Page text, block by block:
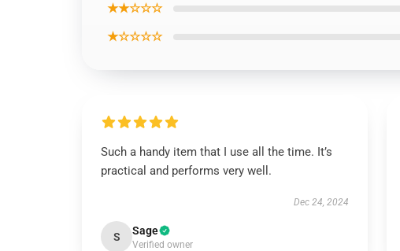
★★☆☆☆
★☆☆☆☆
Such a handy item that I use all the time. It’s
practical and performs very well.
Dec 24, 2024
S Sage
Verified owner